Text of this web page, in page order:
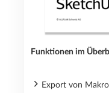
Funktionen im
Export von